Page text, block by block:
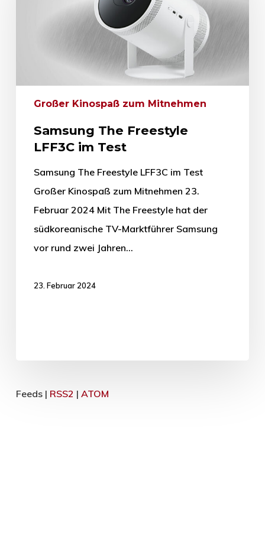
Großer Kinospaß zum Mitnehmen
Samsung The Freestyle
LFF3C im Test
Samsung The Freestyle LFF3C im Test
Großer Kinospaß zum Mitnehmen 23.
Februar 2024 Mit The Freestyle hat der
südkoreanische TV-Marktführer Samsung
vor rund zwei Jahren…
23. Februar 2024
Feeds | RSS2 | ATOM